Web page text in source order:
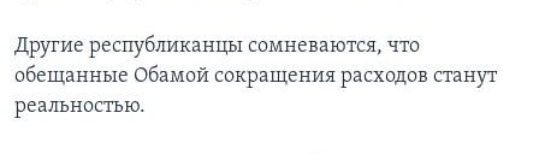
Другие республиканцы сомневаются, что
обещанные Обамой сокращения расходов станут
реальностью.